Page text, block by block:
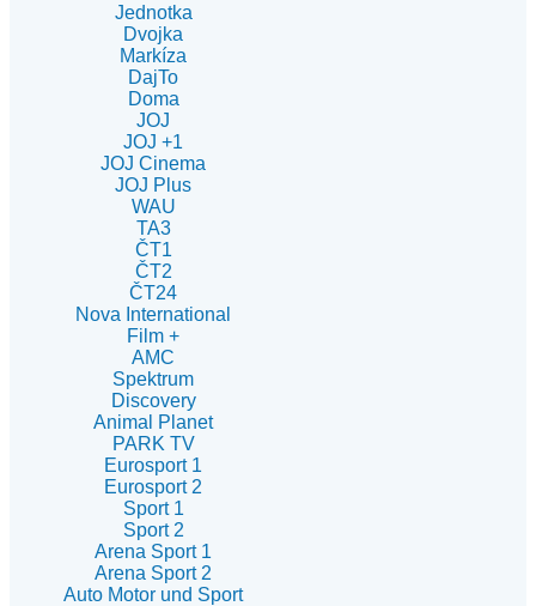
Jednotka
Dvojka
Markíza
DajTo
Doma
JOJ
JOJ +1
JOJ Cinema
JOJ Plus
WAU
TA3
ČT1
ČT2
ČT24
Nova International
Film +
AMC
Spektrum
Discovery
Animal Planet
PARK TV
Eurosport 1
Eurosport 2
Sport 1
Sport 2
Arena Sport 1
Arena Sport 2
Auto Motor und Sport